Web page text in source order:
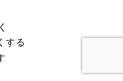
する